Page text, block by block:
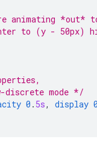
animating *out*
to (y - 50px)
discrete mode */
0 . 5s, display